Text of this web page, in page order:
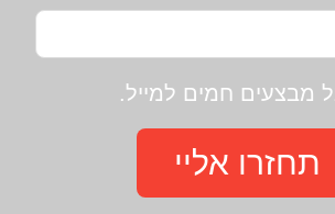
מבצעים חמים למייל.
תחזרו אליי